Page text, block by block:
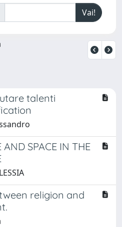
talenti
SPACE IN THE
religion and